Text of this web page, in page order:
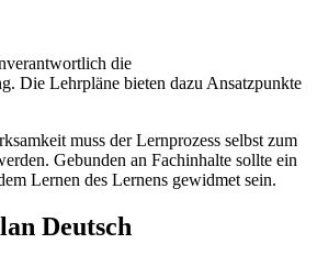
die
Die Lehrpläne bieten dazu Ansatzpunkte
muss der Lernprozess selbst zum
Gebunden an Fachinhalte sollte ein
Lernen des Lernens gewidmet sein.
Deutsch